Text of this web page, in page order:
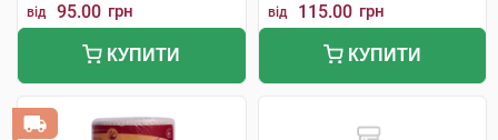
від 95.00 грн
КУПИТИ
від 115.00 грн
КУПИТИ